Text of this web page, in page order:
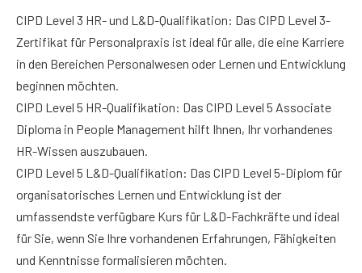
CIPD Level 3 HR- und L&D-Qualifikation: Das CIPD Level 3-
Zertifikat für Personalpraxis ist ideal für alle, die eine Karriere
in den Bereichen Personalwesen oder Lernen und Entwicklung
beginnen möchten.
CIPD Level 5 HR-Qualifikation: Das CIPD Level 5 Associate
Diploma in People Management hilft Ihnen, Ihr vorhandenes
HR-Wissen auszubauen.
CIPD Level 5 L&D-Qualifikation: Das CIPD Level 5-Diplom für
organisatorisches Lernen und Entwicklung ist der
umfassendste verfügbare Kurs für L&D-Fachkräfte und ideal
für Sie, wenn Sie Ihre vorhandenen Erfahrungen, Fähigkeiten
und Kenntnisse formalisieren möchten.